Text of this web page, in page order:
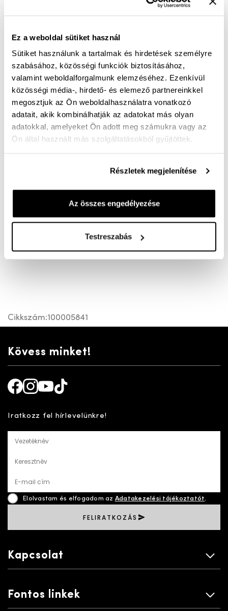
Ez a weboldal sütiket használ
Sütiket használunk a tartalmak és hirdetések személyre
szabásához, közösségi funkciók biztosításához,
valamint weboldalforgalmunk elemzéséhez. Ezenkívül
közösségi média-, hirdető- és elemező partnereinkkel
megosztjuk az Ön weboldalhasználatra vonatkozó
adatait, akik kombinálhatják az adatokat más olyan
adatokkal, amelyeket Ön adott meg számukra vagy az
Ön által használt más szolgáltatásokból gyűjtöttek.
Részletek megjelenítése
Az összes engedélyezése
Testreszabás
KOSÁRBA
Mérettáblázat
Nincs a méretedben?
Szállítási idő:1-3 munkanap
környezetudatos cipő. Ápolásához ezt ajánljuk:
https://josefseibelshop.hu/apoloszer-392/velur-
nubuk-spray-szintelen-200-ml-p524450
Cikkszám:100005841
Kövess minket!
Iratkozz fel hírlevelünkre!
Vezetéknév
Keresztnév
E-mail cím
Elolvastam és elfogadom az Adatakezelési tájékoztatót.
FELIRATKOZÁS
Kapcsolat
Fontos linkek